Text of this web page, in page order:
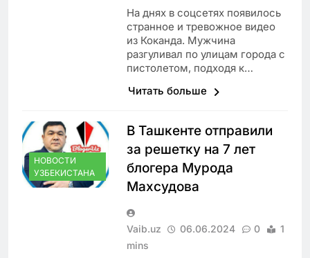
На днях в соцсетях появилось
странное и тревожное видео
из Коканда. Мужчина
разгуливал по улицам города с
пистолетом, подходя к…
Читать больше
НОВОСТИ
УЗБЕКИСТАНА
В Ташкенте отправили
за решетку на 7 лет
блогера Мурода
Махсудова
Vaib.uz 06.06.2024 0
1
mins